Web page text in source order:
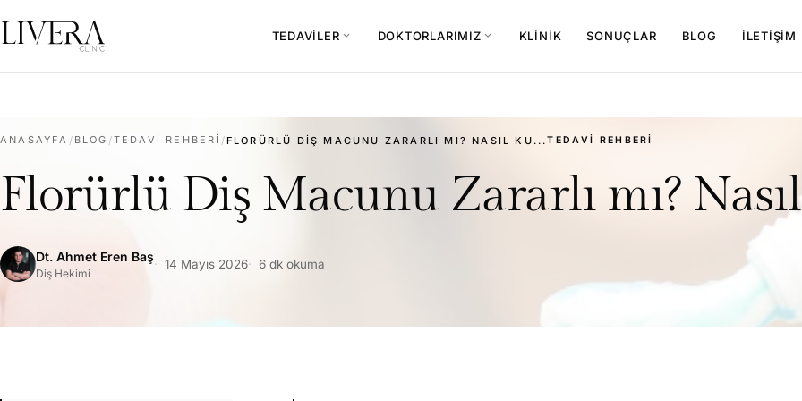
TEDAVILER expand_more DOKTORLARIMIZ expand_more KLINIK SONUÇLAR BLOG İLETIŞIM
ANASAYFA / BLOG /TEDAVI REHBERI /FLORÜRLÜ DIŞ MACUNU ZARARLI MI? NASIL KU...TEDAVI REHBERI
Florürlü Diş Macunu Zararlı mı?
Dt. Ahmet Eren Baş
Diş Hekimi
14 Mayıs 2026 6 dk okuma